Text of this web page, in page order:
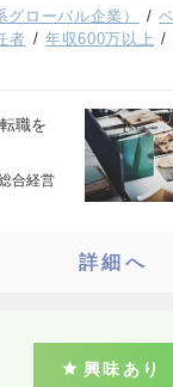
ローバル企業）
者 年収600万以上
職を
合経営
詳細へ
興味あり